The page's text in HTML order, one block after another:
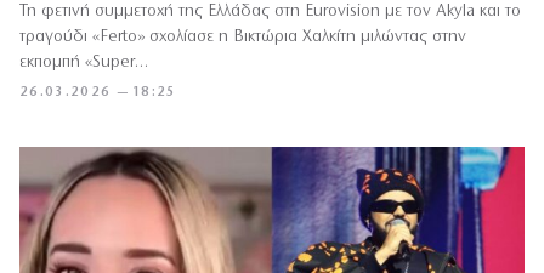
26.03.2026 — 18:25
Τη φετινή συμμετοχή της Ελλάδας στη Eurovision με τον Akyla και το
τραγούδι «Ferto» σχολίασε η Βικτώρια Χαλκίτη μιλώντας στην
εκπομπή «Super…